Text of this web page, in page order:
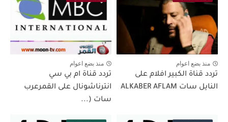
منذ بضع اعوام
تردد قناة الكبير افلام على
النايل سات ALKABER AFLAM
منذ بضع اعوام
تردد قناة ام بي سي
انترناشونال على القمرعرب
سات (...